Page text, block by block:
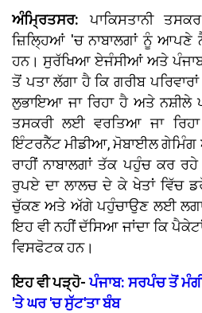
ਅੰਮ੍ਰਿਤਸਰ:ਪਾਕਿਸਤਾਨੀ
ਜ਼ਿਲ੍ਹਿਆਂ 'ਚ ਨਾਬਾਲਗਾਂ ਨੂੰ ਆਪਣੇ
ਹਨ। ਸੁਰੱਖਿਆ ਏਜੰਸੀਆਂ ਅਤੇ
ਤੋਂ ਪਤਾ ਲੱਗਾ ਹੈ ਕਿ ਗਰੀਬ
ਲੁਭਾਇਆ ਜਾ ਰਿਹਾ ਹੈ ਅਤੇ ਨਸ਼ੀਲੇ
ਤਸਕਰੀ ਲਈ ਵਰਤਿਆ ਜਾ ਰਿਹਾ
ਇੰਟਰਨੈੱਟ ਮੀਡੀਆ, ਮੋਬਾਈਲ ਗੇਮਿੰਗ
ਰਾਹੀਂ ਨਾਬਾਲਗਾਂ ਤੱਕ ਪਹੁੰਚ ਕਰ
ਰੁਪਏ ਦਾ ਲਾਲਚ ਦੇ ਕੇ ਖੇਤਾਂ ਵਿੱਚ
ਚੁੱਕਣ ਅਤੇ ਅੱਗੇ ਪਹੁੰਚਾਉਣ ਲਈ
ਇਹ ਵੀ ਨਹੀਂ ਦੱਸਿਆ ਜਾਂਦਾ ਕਿ
ਵਿਸਫੋਟਕ ਹਨ।
ਇਹ ਵੀ ਪੜ੍ਹੋ-ਪੰਜਾਬ: ਸਰਪੰਚ ਤੋਂ
'ਤੇ ਘਰ 'ਚ ਸੁੱਟ'ਤਾ ਬੰਬ